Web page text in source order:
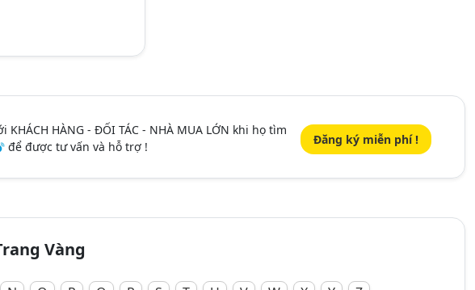
HÀNG - ĐỐI TÁC - NHÀ MUA LỚN khi họ tìm
để được tư vấn và hỗ trợ ! Đăng ký miễn phí !
Vàng